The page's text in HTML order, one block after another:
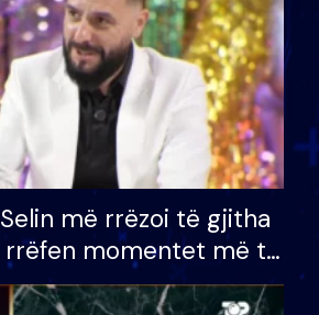
më rrëzoi të gjitha
rrëfen momentet më të
e BB VIP: Do më